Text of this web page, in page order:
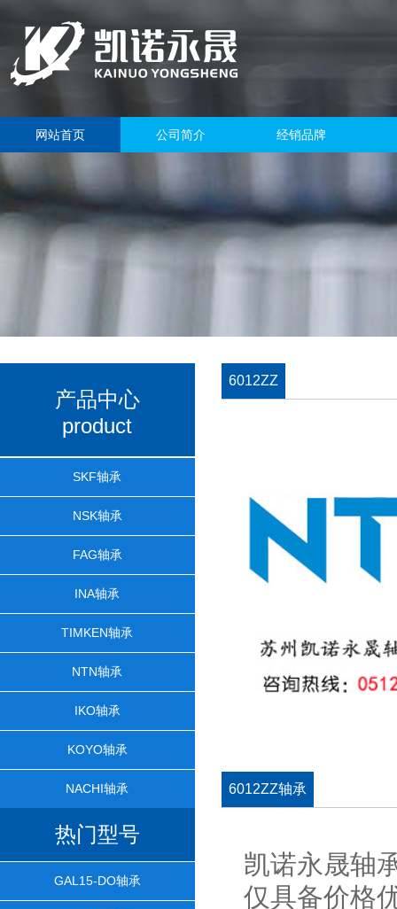
网站首页 公司简介 经销品牌
产品中心
product
SKF轴承
NSK轴承
FAG轴承
INA轴承
TIMKEN轴承
NTN轴承
IKO轴承
KOYO轴承
NACHI轴承
热门型号
GAL15-DO轴承
6012ZZ
6012ZZ轴承
凯诺永晟轴
仅具备价格